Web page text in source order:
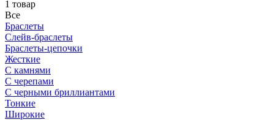
1 товар
Все
Браслеты
Слейв-браслеты
Браслеты-цепочки
Жесткие
С камнями
С черепами
С черными бриллиантами
Тонкие
Широкие